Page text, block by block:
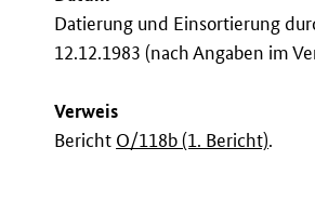
Datierung und Einsortierung
12.12.1983 (nach Angaben im
Verweis
Bericht O/118b (1. Bericht).